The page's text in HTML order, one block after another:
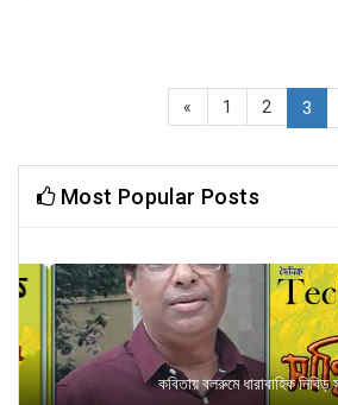
« 1 2 3
Most Popular Posts
কবিতায় বলরুমে ধারাবাহিক নিবিড়